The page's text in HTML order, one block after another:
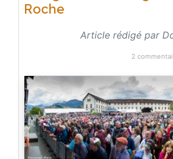
Roche
Article rédigé par
2